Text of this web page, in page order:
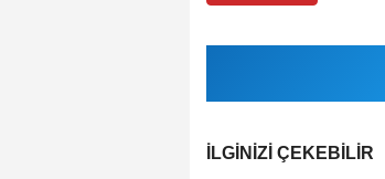
İLGINIZI ÇEKEBILIR